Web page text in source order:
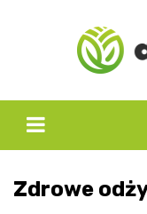
Zdrowe